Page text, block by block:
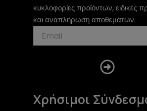
r
a
o
k
κυκλοφορίες προϊόντων, ειδικές
και αναπλήρωση αποθεμάτων.
Submit
Χρήσιμοι